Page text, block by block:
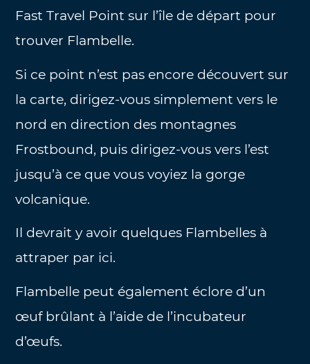
Fast Travel Point sur l’île de départ pour
trouver Flambelle.
Si ce point n’est pas encore découvert sur
la carte, dirigez-vous simplement vers le
nord en direction des montagnes
Frostbound, puis dirigez-vous vers l’est
jusqu’à ce que vous voyiez la gorge
volcanique.
Il devrait y avoir quelques Flambelles à
attraper par ici.
Flambelle peut également éclore d’un
œuf brûlant à l’aide de l’incubateur
d’œufs.